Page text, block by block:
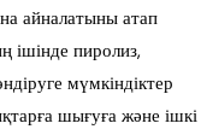
айналатыны атап
ішінде пиролиз,
мүмкіндіктер
шығуға және ішкі